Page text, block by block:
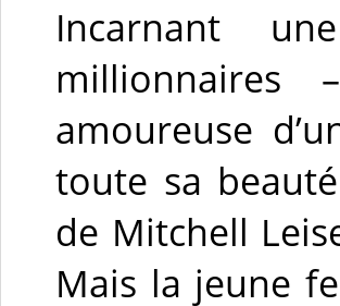
Incarnant
amoureuse
toute sa
de Mitchell
Mais la jeune